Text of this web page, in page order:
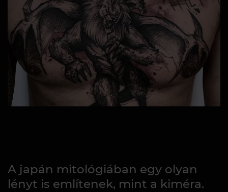
A japán mitológiában egy olyan
lényt is említenek, mint a kiméra.